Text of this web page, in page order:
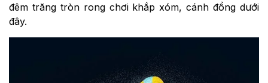
đêm trăng tròn rong chơi khắp xóm, cánh đồng dưới
đây.